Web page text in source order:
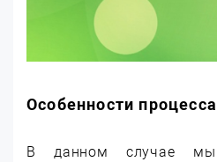
Особенности
В данном случае